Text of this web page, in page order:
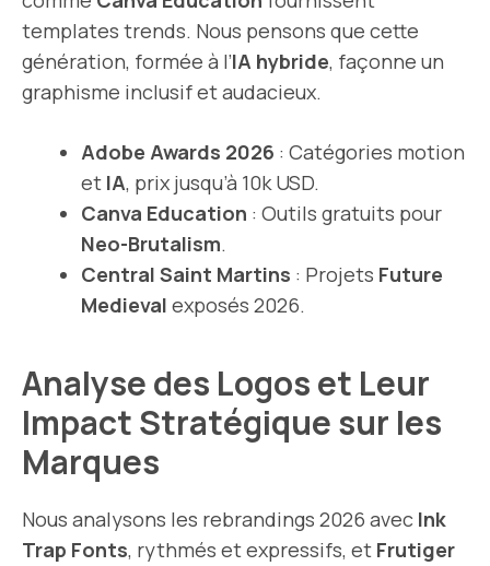
templates trends. Nous pensons que cette
génération, formée à l’IA hybride, façonne un
graphisme inclusif et audacieux.
Adobe Awards 2026 : Catégories motion
et IA, prix jusqu’à 10k USD.
Canva Education : Outils gratuits pour
Neo-Brutalism.
Central Saint Martins : Projets Future
Medieval exposés 2026.
Analyse des Logos et Leur
Impact Stratégique sur les
Marques
Nous analysons les rebrandings 2026 avec Ink
Trap Fonts, rythmés et expressifs, et Frutiger